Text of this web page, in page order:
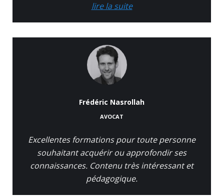
lire la suite
Frédéric Nasrollah
AVOCAT
Excellentes formations pour toute personne
souhaitant acquérir ou approfondir ses
connaissances. Contenu très intéressant et
pédagogique.